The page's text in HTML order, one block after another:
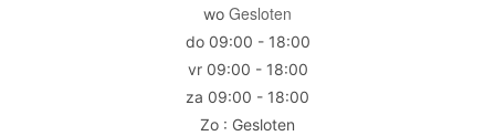
wo Gesloten
do 09:00 - 18:00
vr 09:00 - 18:00
za 09:00 - 18:00
Zo : Gesloten